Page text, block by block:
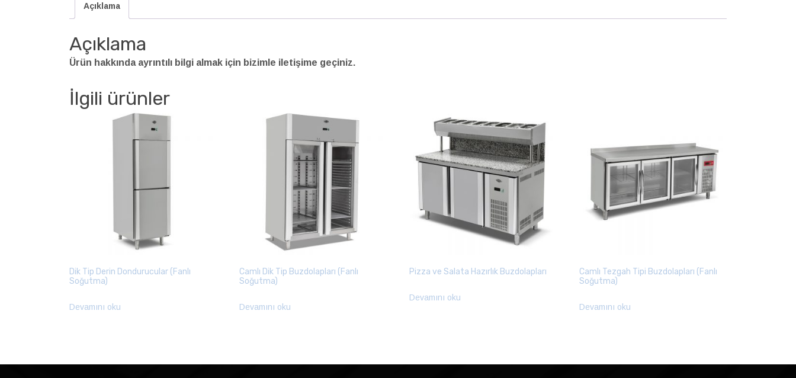
Açıklama
Açıklama
Ürün hakkında ayrıntılı bilgi almak için bizimle iletişime geçiniz.
İlgili ürünler
Dik Tip Derin Dondurucular (Fanlı
Soğutma)
Devamını oku
Camlı Dik Tip Buzdolapları (Fanlı
Soğutma)
Devamını oku
Pizza ve Salata Hazırlık Buzdolapları
Devamını oku
Camlı Tezgah Tipi Buzdolapları (Fanlı
Soğutma)
Devamını oku